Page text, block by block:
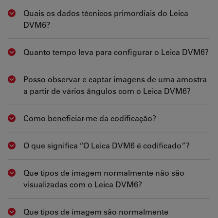
Show answer
Quais os dados técnicos primordiais do Leica
DVM6?
Show answer
Quanto tempo leva para configurar o Leica DVM6?
Show answer
Posso observar e captar imagens de uma amostra
a partir de vários ângulos com o Leica DVM6?
Show answer
Como beneficiar-me da codificação?
Show answer
O que significa “O Leica DVM6 é codificado”?
Show answer
Que tipos de imagem normalmente não são
visualizadas com o Leica DVM6?
Show answer
Que tipos de imagem são normalmente